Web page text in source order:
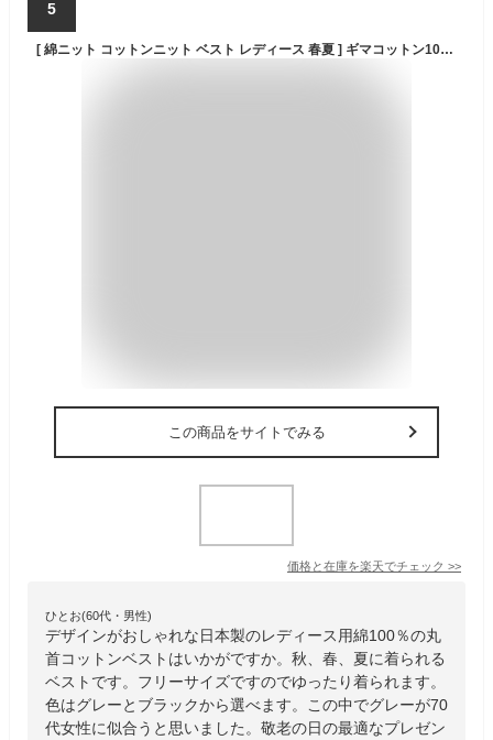
5
[ 綿ニット コットンニット ベスト レディース 春夏 ] ギマコットン100％ ノースリーブ プルオーバー / 日本製 40代 50代 60代 30代 女性 ファッション トップス 綿100 タンクトップ ニット 秋 春 夏 擬麻 麻のようにさらさら サマーニット
この商品をサイトでみる
価格と在庫を楽天でチェック >>
ひとお(60代・男性)
デザインがおしゃれな日本製のレディース用綿100％の丸
首コットンベストはいかがですか。秋、春、夏に着られる
ベストです。フリーサイズですのでゆったり着られます。
色はグレーとブラックから選べます。この中でグレーが70
代女性に似合うと思いました。敬老の日の最適なプレゼン